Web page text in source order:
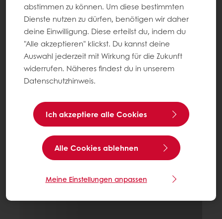
abstimmen zu können. Um diese bestimmten
Dienste nutzen zu dürfen, benötigen wir daher
deine Einwilligung. Diese erteilst du, indem du
"Alle akzeptieren" klickst. Du kannst deine
Auswahl jederzeit mit Wirkung für die Zukunft
widerrufen. Näheres findest du in unserem
Datenschutzhinweis.
Ich akzeptiere alle Cookies
Alle Cookies ablehnen
Meine Einstellungen anpassen